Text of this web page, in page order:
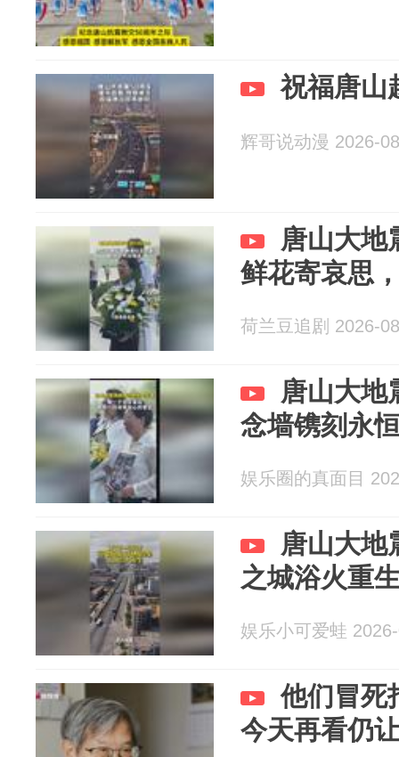
祝福唐山
辉哥说动漫 2026-
唐山大地
鲜花寄哀思
荷兰豆追剧 2026-
唐山大地
念墙镌刻永
娱乐圈的真面目
唐山大地
之城浴火重
娱乐小可爱蛙
他们冒死
今天再看仍